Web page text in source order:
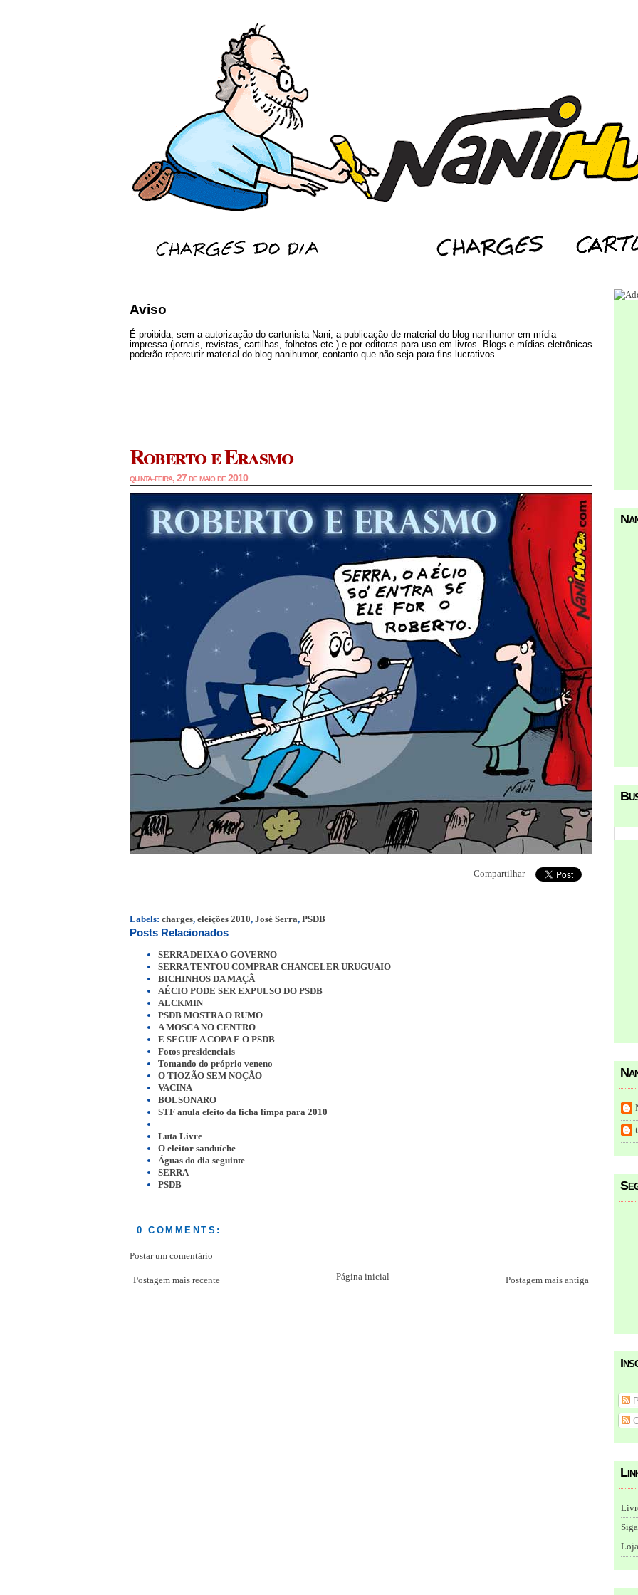
Aviso
É proibida, sem a autorização do cartunista Nani, a publicação de material do blog nanihumor em mídia
impressa (jornais, revistas, cartilhas, folhetos etc.) e por editoras para uso em livros. Blogs e mídias eletrônicas
poderão repercutir material do blog nanihumor, contanto que não seja para fins lucrativos
Roberto e Erasmo
quinta-feira, 27 de maio de 2010
Compartilhar
Labels: charges, eleições 2010, José Serra, PSDB
Posts Relacionados
SERRA DEIXA O GOVERNO
SERRA TENTOU COMPRAR CHANCELER URUGUAIO
BICHINHOS DA MAÇÃ
AÉCIO PODE SER EXPULSO DO PSDB
ALCKMIN
PSDB MOSTRA O RUMO
A MOSCA NO CENTRO
E SEGUE A COPA E O PSDB
Fotos presidenciais
Tomando do próprio veneno
O TIOZÃO SEM NOÇÃO
VACINA
BOLSONARO
STF anula efeito da ficha limpa para 2010
Luta Livre
O eleitor sanduíche
Águas do dia seguinte
SERRA
PSDB
0 COMMENTS:
Postar um comentário
Postagem mais recente Postagem mais antiga
Página inicial